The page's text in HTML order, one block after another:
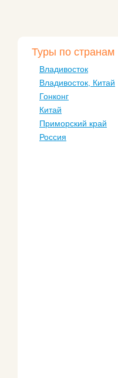
Туры по странам
Владивосток
Владивосток, Китай
Гонконг
Китай
Приморский край
Россия